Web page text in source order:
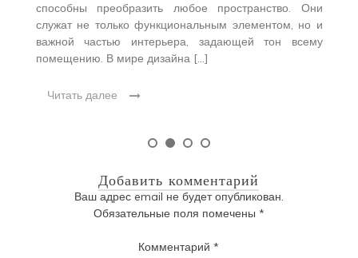
способны преобразить любое пространство. Они
служат не только функциональным элементом, но и
важной частью интерьера, задающей тон всему
помещению. В мире дизайна […]
Читать далее
Добавить комментарий
Ваш адрес email не будет опубликован.
Обязательные поля помечены *
Комментарий*